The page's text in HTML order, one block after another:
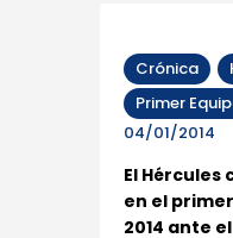
Crónica
Primer
04/01/2014
El
en el
2014 ante